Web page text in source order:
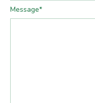
Message*